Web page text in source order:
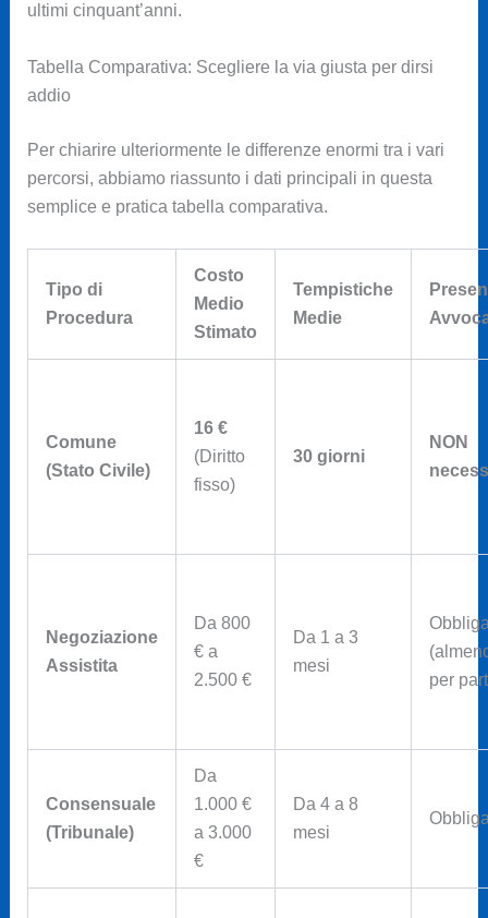
ultimi cinquant’anni.
Tabella Comparativa: Scegliere la via giusta per dirsi
addio
Per chiarire ulteriormente le differenze enormi tra i vari
percorsi, abbiamo riassunto i dati principali in questa
semplice e pratica tabella comparativa.
Tipo di
Procedura
Costo
Medio
Stimato
Tempistiche
Medie
Comune
(Stato Civile)
16 €
(Diritto
fisso)
30 giorni
NON
Negoziazione
Assistita
Da 800
€ a
2.500 €
Da 1 a 3
mesi
per
Consensuale
(Tribunale)
Da
1.000 €
a 3.000
€
Da 4 a 8
mesi